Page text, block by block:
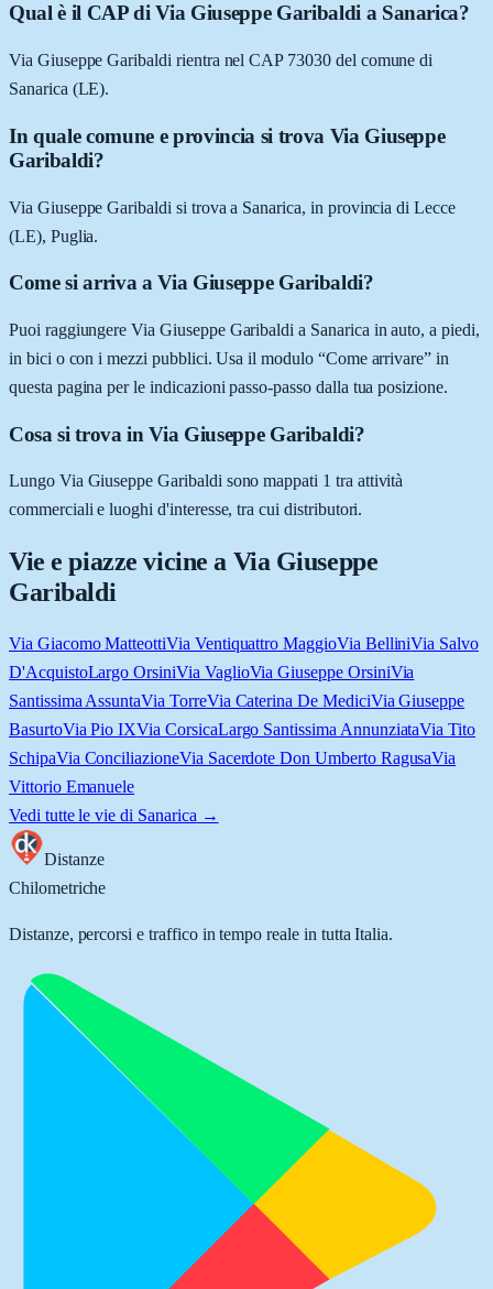
Qual è il CAP di Via Giuseppe Garibaldi a Sanarica?
Via Giuseppe Garibaldi rientra nel CAP 73030 del comune di
Sanarica (LE).
In quale comune e provincia si trova Via Giuseppe
Garibaldi?
Via Giuseppe Garibaldi si trova a Sanarica, in provincia di Lecce
(LE), Puglia.
Come si arriva a Via Giuseppe Garibaldi?
Puoi raggiungere Via Giuseppe Garibaldi a Sanarica in auto, a piedi,
in bici o con i mezzi pubblici. Usa il modulo “Come arrivare” in
questa pagina per le indicazioni passo-passo dalla tua posizione.
Cosa si trova in Via Giuseppe Garibaldi?
Lungo Via Giuseppe Garibaldi sono mappati 1 tra attività
commerciali e luoghi d'interesse, tra cui distributori.
Vie e piazze vicine a Via Giuseppe
Garibaldi
Via Giacomo MatteottiVia Ventiquattro MaggioVia BelliniVia Salvo
D'AcquistoLargo OrsiniVia VaglioVia Giuseppe OrsiniVia
Santissima AssuntaVia TorreVia Caterina De MediciVia Giuseppe
BasurtoVia Pio IXVia CorsicaLargo Santissima AnnunziataVia Tito
SchipaVia ConciliazioneVia Sacerdote Don Umberto RagusaVia
Vittorio Emanuele
Vedi tutte le vie di Sanarica →
Distanze
Chilometriche
Distanze, percorsi e traffico in tempo reale in tutta Italia.